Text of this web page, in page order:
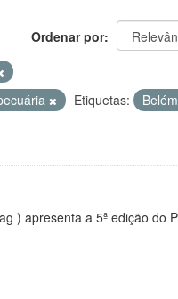
Ordenar por
Etiquetas:
) apresenta a 5ª edição do